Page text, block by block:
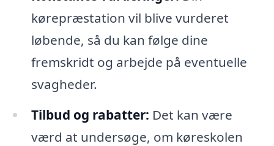
kørepræstation vil blive vurderet
løbende, så du kan følge dine
fremskridt og arbejde på eventuelle
svagheder.
Tilbud og rabatter: Det kan være
værd at undersøge, om køreskolen